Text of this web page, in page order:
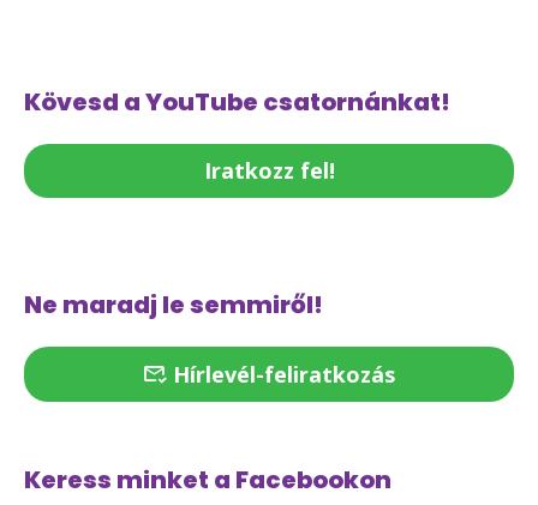
Kövesd a YouTube csatornánkat!
Iratkozz fel!
Ne maradj le semmiről!
Hírlevél-feliratkozás
Keress minket a Facebookon